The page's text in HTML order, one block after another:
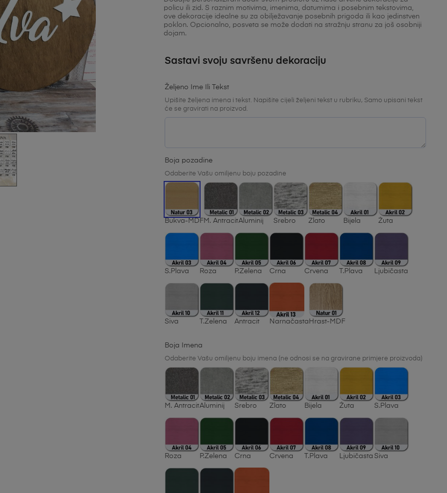
(
korisnika)
policu ili zid. S raznim motivima, imenima, datumima i posebnim tekstovima,
ove dekoracije idealne su za obilježavanje posebnih prigoda ili kao jedinstven
poklon. Opcionalno, posveta se može dodati na stražnju stranu za još osobniji
dojam.
Sastavi svoju savršenu dekoraciju
Željeno Ime Ili Tekst
Upišite željena imena i tekst. Napišite cijeli željeni tekst u rubriku, Samo upisani tekst
će se gravirati na proizvod.
Boja pozadine
Odaberite Vašu omiljenu boju pozadine
Bukva-MDFM. AntracitAluminij Srebro Zlato Bijela Žuta
S.Plava Roza P.Zelena Crna Crvena T.Plava Ljubičasta
Siva T.Zelena Antracit Narnačasta Hrast-MDF
Boja Imena
Odaberite Vašu omiljenu boju imena (ne odnosi se na gravirane primjere proizvoda)
M. AntracitAluminij Srebro Zlato Bijela Žuta S.Plava
Roza P.Zelena Crna Crvena T.Plava Ljubičasta Siva